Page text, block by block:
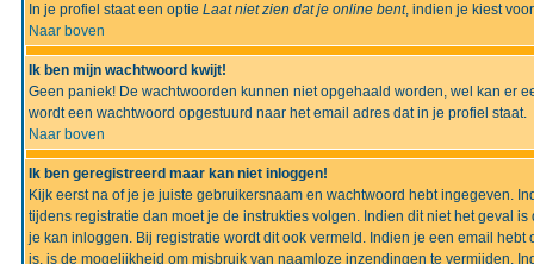
In je profiel staat een optie Laat niet zien dat je online bent, indien je kiest voor
Naar boven
Ik ben mijn wachtwoord kwijt!
Geen paniek! De wachtwoorden kunnen niet opgehaald worden, wel kan er
wordt een wachtwoord opgestuurd naar het email adres dat in je profiel staat.
Naar boven
Ik ben geregistreerd maar kan niet inloggen!
Kijk eerst na of je je juiste gebruikersnaam en wachtwoord hebt ingegeven.
tijdens registratie dan moet je de instrukties volgen. Indien dit niet het geval
je kan inloggen. Bij registratie wordt dit ook vermeld. Indien je een email
is, is de mogelijkheid om misbruik van naamloze inzendingen te vermijden.